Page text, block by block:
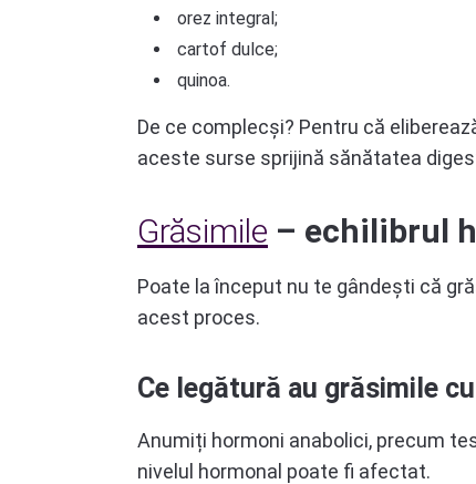
orez integral;
cartof dulce;
quinoa.
De ce complecși? Pentru că
aceste surse sprijină sănătatea
Grăsimile – echilibrul
Poate la început nu te gândești că
acest proces.
Ce legătură au grăsimile
Anumiți hormoni anabolici, precum
nivelul hormonal poate fi afectat.